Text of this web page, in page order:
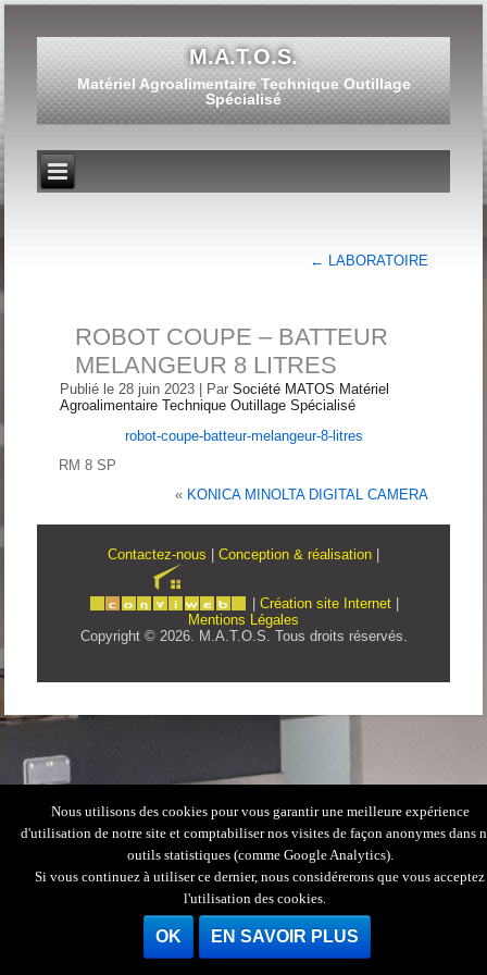
M.A.T.O.S.
Matériel Agroalimentaire Technique Outillage
Spécialisé
← LABORATOIRE
ROBOT COUPE – BATTEUR
MELANGEUR 8 LITRES
Publié le 28 juin 2023 Par Société MATOS Matériel
Agroalimentaire Technique Outillage Spécialisé
robot-coupe-batteur-melangeur-8-litres
RM 8 SP
« KONICA MINOLTA DIGITAL CAMERA
Contactez-nous Conception & réalisation
Création site Internet
Mentions Légales
Copyright © 2026. M.A.T.O.S. Tous droits réservés.
Nous utilisons des cookies pour vous garantir une meilleure expérience
d'utilisation de notre site et comptabiliser nos visites de façon anonymes dans
outils statistiques (comme Google Analytics).
Si vous continuez à utiliser ce dernier, nous considérerons que vous acceptez
l'utilisation des cookies.
OK EN SAVOIR PLUS